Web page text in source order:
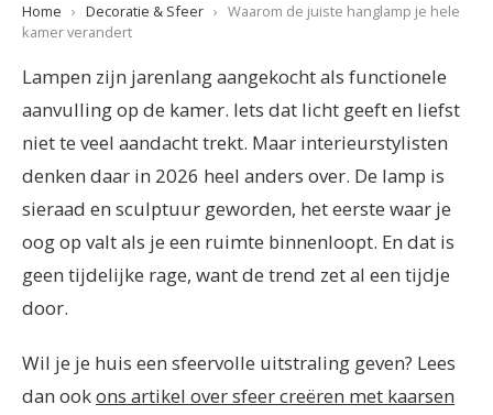
Home › Decoratie & Sfeer › Waarom de juiste hanglamp je hele
kamer verandert
Lampen zijn jarenlang aangekocht als functionele
aanvulling op de kamer. Iets dat licht geeft en liefst
niet te veel aandacht trekt. Maar interieurstylisten
denken daar in 2026 heel anders over. De lamp is
sieraad en sculptuur geworden, het eerste waar je
oog op valt als je een ruimte binnenloopt. En dat is
geen tijdelijke rage, want de trend zet al een tijdje
door.
Wil je je huis een sfeervolle uitstraling geven? Lees
dan ookons artikel over sfeer creëren met kaarsen